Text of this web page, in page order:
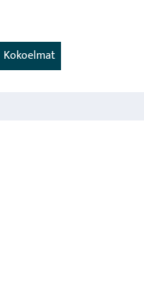
Kokoelmat